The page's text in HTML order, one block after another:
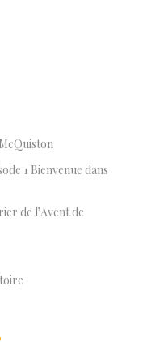
1 Bienvenue dans
de l’Avent de